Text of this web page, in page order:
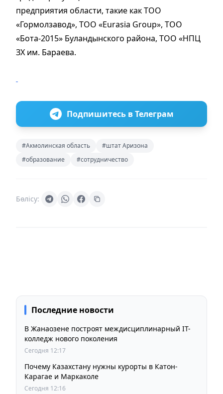
предприятия области, такие как ТОО
«Гормолзавод», ТОО «Eurasia Group», ТОО
«Бота-2015» Буландынского района, ТОО «НПЦ
ЗХ им. Бараева.
Подпишитесь в Телеграм
#Акмолинская область
#штат Аризона
#образование
#сотрудничество
Бөлісу:
Последние новости
В Жанаозене построят междисциплинарный IT-
колледж нового поколения
Сегодня 12:17
Почему Казахстану нужны курорты в Катон-
Карагае и Маркаколе
Сегодня 12:16